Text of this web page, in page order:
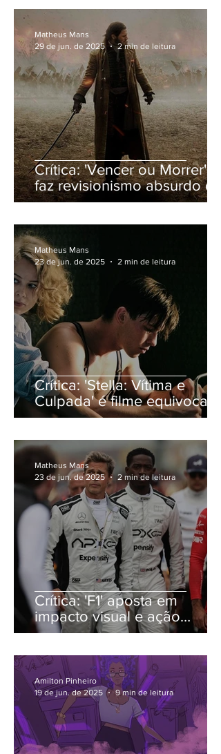
Crítica: 'Vencer ou Morrer'
faz revisionismo absurdo da
Revolução Francesa
Matheus Mans
29 de jun. de 2025
2 min de leitura
Crítica: 'Stella: Vítima e
Culpada' é filme equivocado
em absolutamente tudo
Matheus Mans
23 de jun. de 2025
2 min de leitura
Crítica: 'F1' aposta em
impacto visual e ação
eletrizante, mas tropeça na
Matheus Mans
23 de jun. de 2025
2 min de leitura
Amilton Pinheiro
19 de jun. de 2025
9 min de leitura